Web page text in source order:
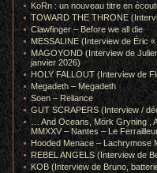
KoRn : un nouveau titre en
TOWARD THE THRONE
Clawfinger – Before we all die
MESSALINE (Interview de Éric
MAGOYOND (Interview de
janvier 2026)
HOLY FALLOUT (Interview de
Megadeth – Megadeth
Soen – Reliance
GUT SCRAPERS (Interview /
… And Oceans, Mörk Gryning ,
MMXXV – Nantes – Le
Hooded Menace – Lachrymose
REBEL ANGELS (Interview de
KOB (Interview de Bruno,